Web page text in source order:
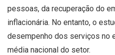
pessoas, da recuperação do
inflacionária. No entanto, o
desempenho dos serviços no
média nacional do setor.